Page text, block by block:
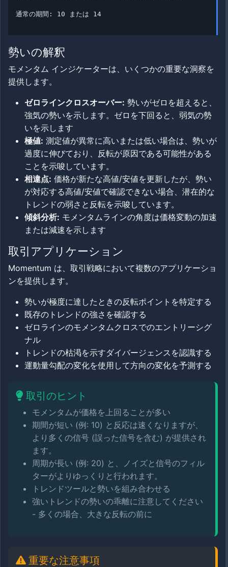
通常の期間: 10 または 14
勢いの解釈
モメンタム インジケーターは、いくつかの重要な洞察を
提供します。
ゼロラインクロスオーバー: 勢いがゼロを超えると、
強気の勢いを示します。ゼロを下回ると、弱気の勢
いを示します
極値: 測定値が異常に高いまたは低い場合は、勢いが
過度に伸びており、反転が原因である可能性がある
ことを示唆しています。
相違点: 価格が新たな高値/安値を更新したが、勢い
が対応する高値/安値で確認できない場合、潜在的な
トレンドの弱さと反転を示唆しています。
傾斜分析: モメンタムラインの角度は価格変動の加速
または減速を示します
取引アプリケーション
Momentum は、取引戦略において複数のアプリケーショ
ンを提供します。
勢いが極度に達したときの反転ポイントを特定する
既存のトレンドの強さを確認する
ゼロラインのモメンタムクロスでのエントリーシグ
ナル
トレンドの枯渇を示すダイバージェンスを認識する
運動量勾配の変化を使用して方向の変化を予測する
取引のヒント
モメンタムが価格を上回ることが多い
期間が短い (例: 10) と反応は速くなりますが、
より多くの信号 (誤った信号を含む) が提供され
ます。
周期が長い (例: 20) と、ノイズと信号のフィル
ターがよりゆっくりと行われます。
トレンドツールと勢いを組み合わせる
強いトレンドの勢いの乖離に注意してください
- 多くの場合、大きな反転の前に
重要な注意事項